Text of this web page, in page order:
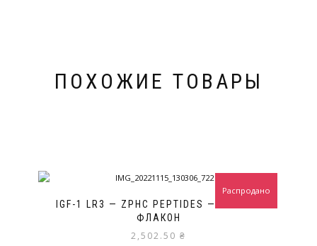
ПОХОЖИЕ ТОВАРЫ
IGF-1 LR3 — ZPHC PEPTIDES — 10 МГ/1
ФЛАКОН
2,502.50 ₴
Распродано